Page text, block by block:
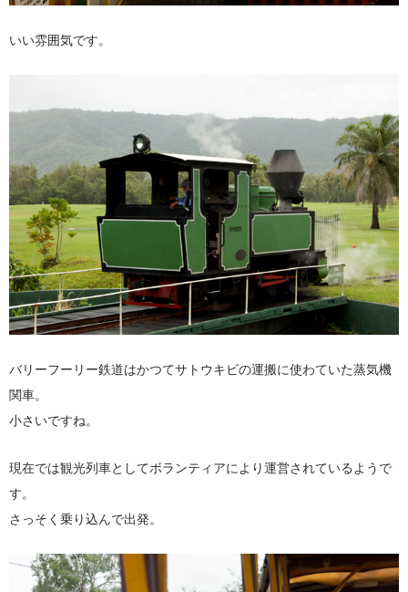
いい雰囲気です。
バリーフーリー鉄道はかつてサトウキビの運搬に使わていた蒸気機
関車。
小さいですね。
現在では観光列車としてボランティアにより運営されているようで
す。
さっそく乗り込んで出発。